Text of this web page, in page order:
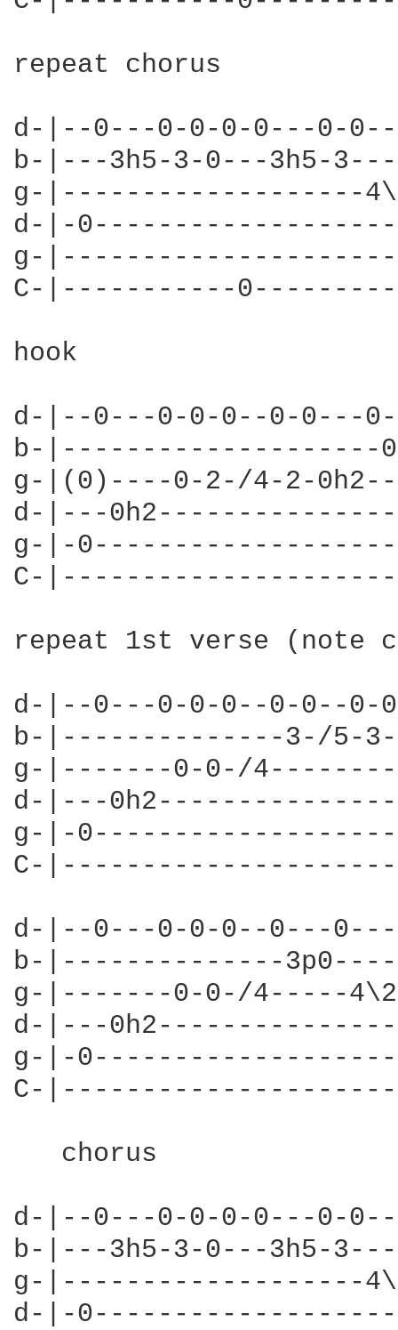
repeat chorus
d-|--0---0-0-0-0---0-
b-|---3h5-3-0---3h5-
g-|-------------------
d-|-
g-
C-|-----------
hook
d-|--0---0-0-0--0-0---
b-
g-|(0)----0-2-/4-2-
d-|---
g-|-
C-
repeat 1st verse (note
d-|--0---0-0-0--0-0--0-
b-|--------------3-/5-
g-|-------0-0-/
d-|---
g-|-
C-
d-|--0---0-0-0--0---
b-|--------------
g-|-------0-0-/4-----
d-|---
g-|-
C-
chorus
d-|--0---0-0-0-0---0-
b-|---3h5-3-0---
g-|-------------------
d-|-